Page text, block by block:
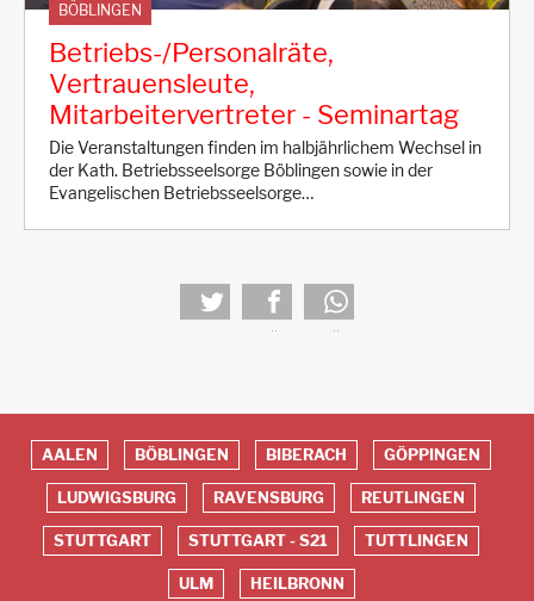
BÖBLINGEN
Betriebs-/Personalräte,
Vertrauensleute,
Mitarbeitervertreter - Seminartag
Die Veranstaltungen finden im halbjährlichem Wechsel in
der Kath. Betriebsseelsorge Böblingen sowie in der
Evangelischen Betriebsseelsorge…
teilen teilen
Red
Footer
AALEN BÖBLINGEN BIBERACH GÖPPINGEN
LUDWIGSBURG RAVENSBURG REUTLINGEN
STUTTGART STUTTGART - S21 TUTTLINGEN
ULM HEILBRONN